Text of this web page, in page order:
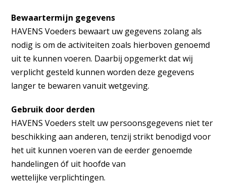
Bewaartermijn gegevens
HAVENS Voeders bewaart uw gegevens zolang als
nodig is om de activiteiten zoals hierboven genoemd
uit te kunnen voeren. Daarbij opgemerkt dat wij
verplicht gesteld kunnen worden deze gegevens
langer te bewaren vanuit wetgeving.
Gebruik door derden
HAVENS Voeders stelt uw persoonsgegevens niet ter
beschikking aan anderen, tenzij strikt benodigd voor
het uit kunnen voeren van de eerder genoemde
handelingen óf uit hoofde van
wettelijke verplichtingen.